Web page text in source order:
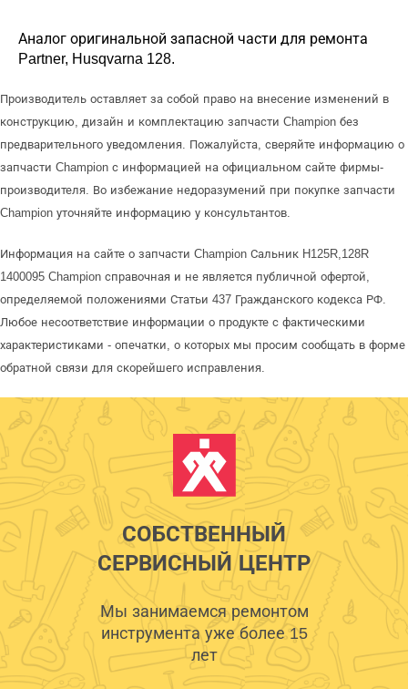
Аналог оригинальной запасной части для ремонта
Partner, Husqvarna 128.
Производитель оставляет за собой право на внесение изменений в
конструкцию, дизайн и комплектацию запчасти Champion без
предварительного уведомления. Пожалуйста, сверяйте информацию о
запчасти Champion с информацией на официальном сайте фирмы-
производителя. Во избежание недоразумений при покупке запчасти
Champion уточняйте информацию у консультантов.
Информация на сайте о запчасти Champion Сальник H125R,128R
1400095 Champion справочная и не является публичной офертой,
определяемой положениями Статьи 437 Гражданского кодекса РФ.
Любое несоответствие информации о продукте с фактическими
характеристиками - опечатки, о которых мы просим сообщать в форме
обратной связи для скорейшего исправления.
СОБСТВЕННЫЙ
СЕРВИСНЫЙ ЦЕНТР
Мы занимаемся ремонтом
инструмента уже более 15
лет